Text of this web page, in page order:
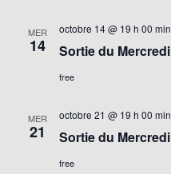
MER
14
octobre 14 @ 19 h 00 min
Sortie du Mercredi
free
MER
21
octobre 21 @ 19 h 00 min
Sortie du Mercredi
free